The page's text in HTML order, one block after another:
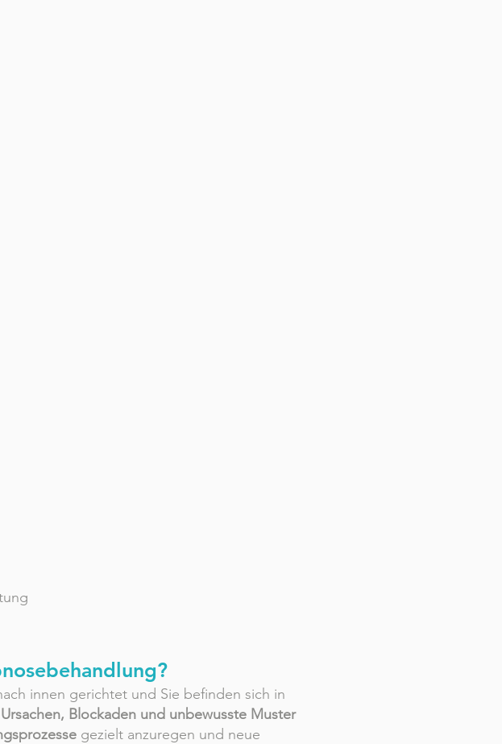
innen gerichtet und Sie befinden sich in
Ursachen, Blockaden und unbewusste Muster
gezielt anzuregen und neue